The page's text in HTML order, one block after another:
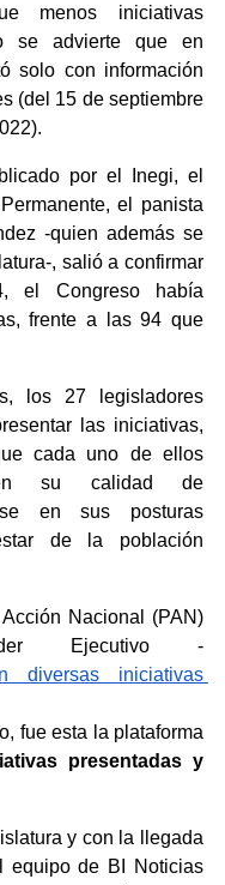
menos iniciativas
se advierte que en
solo con información
(del 15 de septiembre
por el Inegi, el
el panista
-quien además se
, salió a confirmar
el Congreso había
frente a las 94 que
los 27 legisladores
las iniciativas,
cada uno de ellos
en su calidad de
en sus posturas
de la población
Nacional (PAN)
Ejecutivo -
diversas iniciativas
fue esta la plataforma
presentadas y
y con la llegada
equipo de BI Noticias